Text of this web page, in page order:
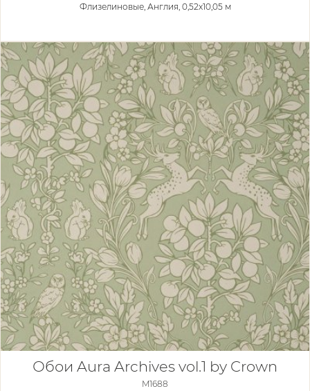
Флизелиновые, Англия, 0,52x10,05 м
Обои Aura Archives vol.1 by Crown
M1688